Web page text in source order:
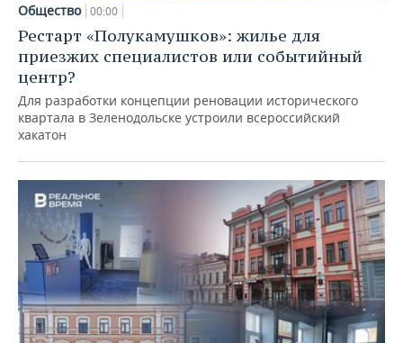
Общество 00:00
Рестарт «Полукамушков»: жилье для
приезжих специалистов или событийный
центр?
Для разработки концепции реновации исторического
квартала в Зеленодольске устроили всероссийский
хакатон